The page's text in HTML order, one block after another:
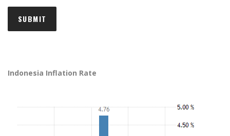
Indonesia Inflation Rate